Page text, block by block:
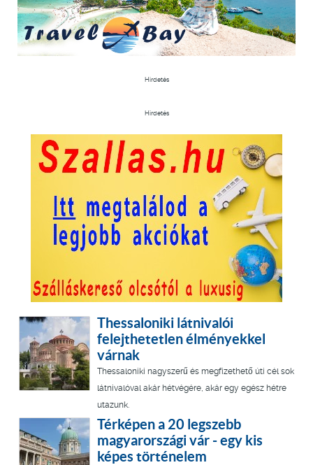
Hirdetés
Hirdetés
Thessaloniki látnivalói
felejthetetlen élményekkel
várnak
Thessaloniki nagyszerű és megfizethető úti cél sok
látnivalóval akár hétvégére, akár egy egész hétre
utazunk.
Térképen a 20 legszebb
magyarországi vár - egy kis
képes történelem